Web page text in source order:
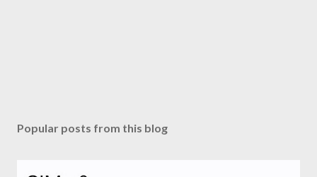
Popular posts from this blog